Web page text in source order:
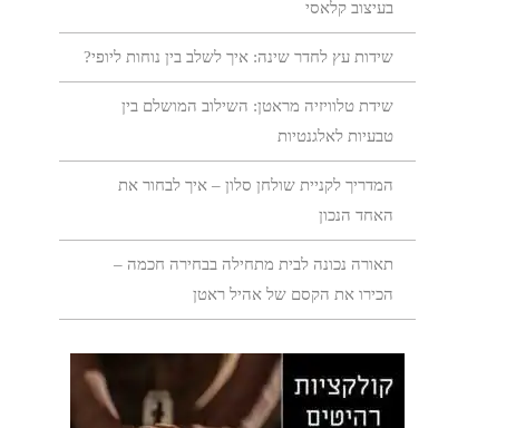
בעיצוב קלאסי
שידות עץ לחדר שינה: איך לשלב בין נוחות ליופי?
שידת טלוויזיה מראטן: השילוב המושלם בין
טבעיות לאלגנטיות
המדריך לקניית שולחן סלון – איך לבחור את
האחד הנכון
תאורה נכונה לבית מתחילה בבחירה חכמה –
הכירו את הקסם של אהיל ראטן